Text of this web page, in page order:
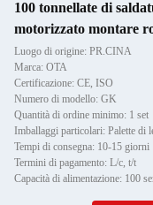
100 tonnellate di
motorizzato montare
Luogo di origine: PR.CINA
Marca: OTA
Certificazione: CE, ISO
Numero di modello: GK
Quantità di ordine minimo: 1 set
Imballaggi particolari: Palette di
Tempi di consegna: 10-15 giorni
Termini di pagamento: L/c, t/t
Capacità di alimentazione: 100